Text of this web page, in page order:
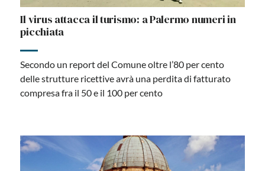
Il virus attacca il turismo: a Palermo numeri in
picchiata
Secondo un report del Comune oltre l’80 per cento
delle strutture ricettive avrà una perdita di fatturato
compresa fra il 50 e il 100 per cento